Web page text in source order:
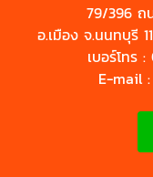
79/396 ถ
อ.เมือง จ.นนทบุรี
เบอร์โทร
E-mail :